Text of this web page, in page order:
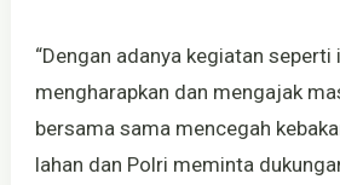
“Dengan adanya kegiatan seperti
mengharapkan dan mengajak
bersama sama mencegah
lahan dan Polri meminta